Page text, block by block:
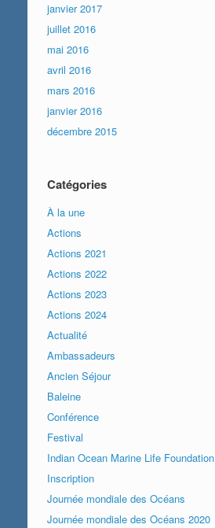
janvier 2017
juillet 2016
mai 2016
avril 2016
mars 2016
janvier 2016
décembre 2015
Catégories
À la une
Actions
Actions 2021
Actions 2022
Actions 2023
Actions 2024
Actualité
Ambassadeurs
Ancien Séjour
Baleine
Conférence
Festival
Indian Ocean Marine Life Foundation
Inscription
Journée mondiale des Océans
Journée mondiale des Océans 2020